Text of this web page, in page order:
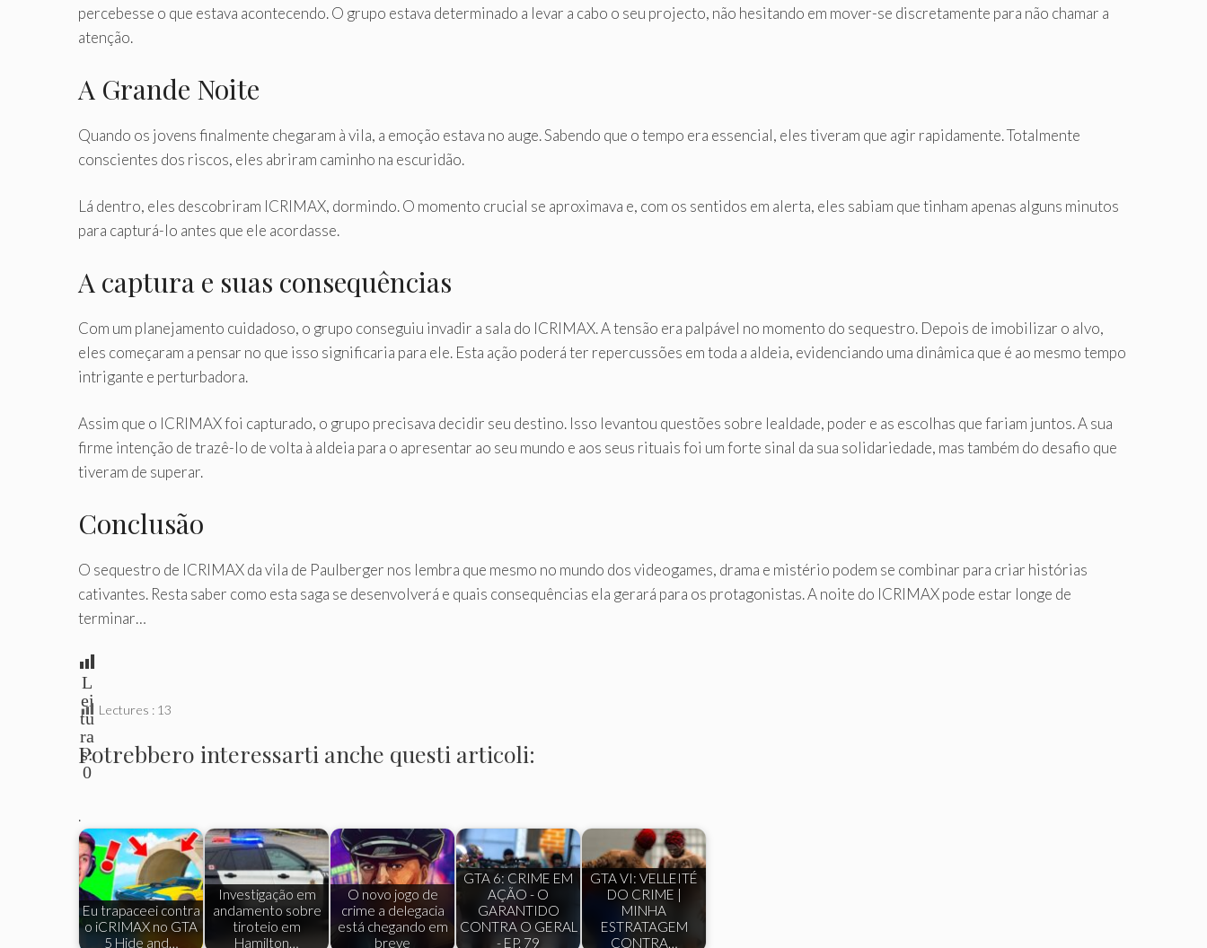
percebesse o que estava acontecendo. O grupo estava determinado a levar a cabo o seu projecto, não hesitando em mover-se discretamente para não chamar a
atenção.
A Grande Noite
Quando os jovens finalmente chegaram à vila, a emoção estava no auge. Sabendo que o tempo era essencial, eles tiveram que agir rapidamente. Totalmente
conscientes dos riscos, eles abriram caminho na escuridão.
Lá dentro, eles descobriram ICRIMAX, dormindo. O momento crucial se aproximava e, com os sentidos em alerta, eles sabiam que tinham apenas alguns minutos
para capturá-lo antes que ele acordasse.
A captura e suas consequências
Com um planejamento cuidadoso, o grupo conseguiu invadir a sala do ICRIMAX. A tensão era palpável no momento do sequestro. Depois de imobilizar o alvo,
eles começaram a pensar no que isso significaria para ele. Esta ação poderá ter repercussões em toda a aldeia, evidenciando uma dinâmica que é ao mesmo tempo
intrigante e perturbadora.
Assim que o ICRIMAX foi capturado, o grupo precisava decidir seu destino. Isso levantou questões sobre lealdade, poder e as escolhas que fariam juntos. A sua
firme intenção de trazê-lo de volta à aldeia para o apresentar ao seu mundo e aos seus rituais foi um forte sinal da sua solidariedade, mas também do desafio que
tiveram de superar.
Conclusão
O sequestro de ICRIMAX da vila de Paulberger nos lembra que mesmo no mundo dos videogames, drama e mistério podem se combinar para criar histórias
cativantes. Resta saber como esta saga se desenvolverá e quais consequências ela gerará para os protagonistas. A noite do ICRIMAX pode estar longe de
terminar…
L
ei
tu
ra
s:
0
Lectures : 13
Potrebbero interessarti anche questi articoli:
.
Eu trapaceei contra
o iCRIMAX no GTA
5 Hide and…
Investigação em
andamento sobre
tiroteio em
Hamilton…
O novo jogo de
crime a delegacia
está chegando em
breve
GTA 6: CRIME EM
AÇÃO - O
GARANTIDO
CONTRA O GERAL
- EP. 79
GTA VI: VELLEITÉ
DO CRIME |
MINHA
ESTRATAGEM
CONTRA…